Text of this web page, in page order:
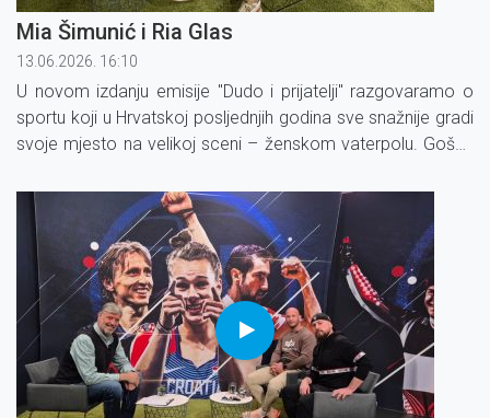
Mia Šimunić i Ria Glas
13.06.2026. 16:10
U novom izdanju emisije ''Dudo i prijatelji'' razgovaramo o
sportu koji u Hrvatskoj posljednjih godina sve snažnije gradi
svoje mjesto na velikoj sceni – ženskom vaterpolu. Gošće
vaterpolske reprezentacije, i Ria Glas, j